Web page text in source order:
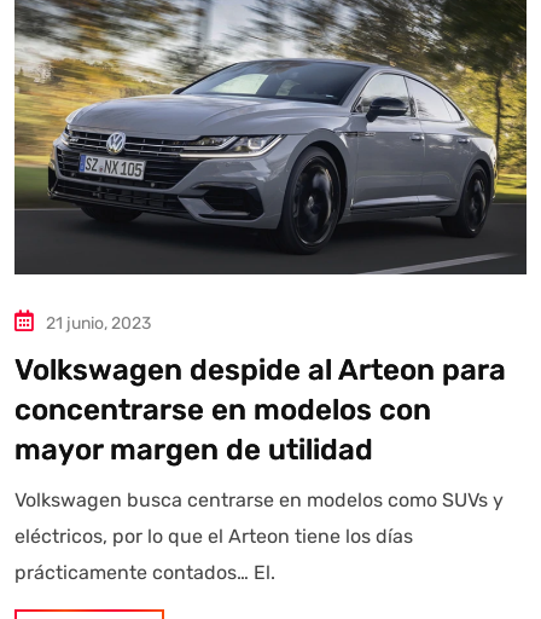
21 junio, 2023
Volkswagen despide al Arteon para
concentrarse en modelos con
mayor margen de utilidad
Volkswagen busca centrarse en modelos como SUVs y
eléctricos, por lo que el Arteon tiene los días
prácticamente contados… El.
Autoanalítica IA Agente Inteligente
Estoy aquí para encontrar lo que necesitas. ¿Qué estás
buscando? "Este asistente con IA (OpenAI) ofrece
información referencial que puede contener errores.
Asistente con IA en desarrollo. Autoanalítica optimiza
diariamente su exactitud."